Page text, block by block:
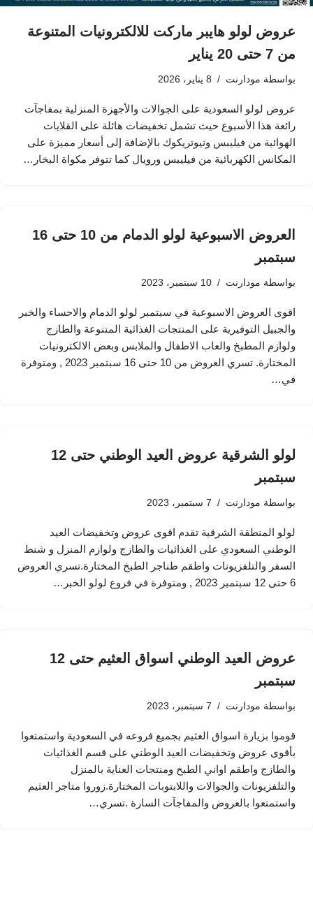
عروض لولو هايبر ماركت للالكترونيات المتنوعة
من 7 حتى 20 يناير
بواسطة مودارنت 8 يناير، 2026
عروض لولو السعودية على الجوالات والأجهزة المنزلية بمفاجآت
رائعة هذا الأسبوع حيث تشمل تخفيضات هائلة على القلايات
الهوائية من فيليبس ونيوتريكوك بالإضافة إلى أسعار مميزة على
المكانس الكهربائية من فيليبس ورويال كما تتوفر مكواة البخار…
العروض الاسبوعية لولو الدمام من 10 حتى 16
سبتمبر
بواسطة مودارنت 10 سبتمبر، 2023
اقوى العروض الاسبوعية في سبتمبر لولو الدمام والاحساء والخبر
والجبيل التوفيرية على المنتجات الغذائية المتنوعة والطازج
ولوازم المطبخ والعاب الاطفال والملابس وبعض الالكترونيات
المختارة. تسري العروض من 10 حتى 16 سبتمبر 2023 , ومتوفرة
في…
لولو الشرقية عروض العيد الوطني حتى 12
سبتمبر
بواسطة مودارنت 7 سبتمبر، 2023
لولو المنطقة الشرقية تقدم اقوى عروض وتخفيضات العيد
الوطني السعودي على الغذائيات والطازج ولوازم المنزل و شنط
السفر والتلفزيونات واطقم طناجر الطبخ المختارة.تسري العروض
6 حتى 12 سبتمبر 2023 , ومتوفرة في فروع لولو الخبر…
عروض العيد الوطني اسواق العثيم حتى 12
سبتمبر
بواسطة مودارنت 7 سبتمبر، 2023
قوموا بزيارة اسواق العثيم بجميع فروعه في السعودية واستمتعوا
بأقوى عروض وتخفيضات العيد الوطني على قسم الغذائيات
والطازج واطقم اواني الطبخ ومنتجات العناية بالمنزل
والتلفزيونات والجوالات واللابتوبات المختارة.زوروا متاجر العثيم
واستمتعوا بالعروض والمفاجآت السارة .تسري…